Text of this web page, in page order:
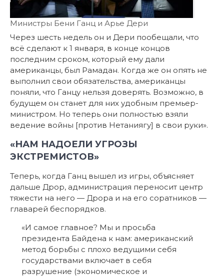
Министры Бени Ганц и Арье Дери
Через шесть недель он и Дери пообещали, что
всё сделают к 1 января, в конце концов
последним сроком, который ему дали
американцы, был Рамадан. Когда же он опять не
выполнил свои обязательства, американцы
поняли, что Ганцу нельзя доверять. Возможно, в
будущем он станет для них удобным премьер-
министром. Но теперь они полностью взяли
ведение войны [против Нетаниягу] в свои руки».
«НАМ НАДОЕЛИ УГРОЗЫ
ЭКСТРЕМИСТОВ»
Теперь, когда Ганц вышел из игры, объясняет
дальше Дрор, администрация переносит центр
тяжести на него — Дрора и на его соратников —
главарей беспорядков.
«И самое главное? Мы и просьба
президента Байдена к нам: американский
метод борьбы с плохо ведущими себя
государствами включает в себя
разрушение (экономическое и